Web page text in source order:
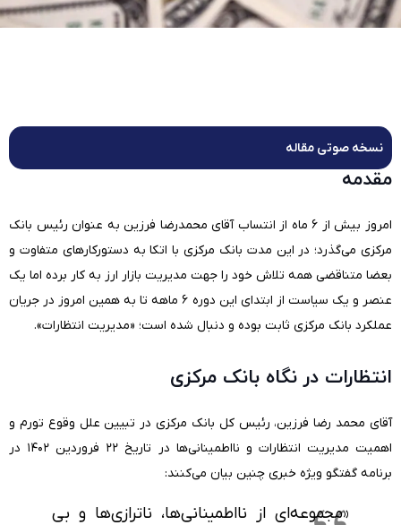
نسخه صوتی مقاله
مقدمه
امروز بیش از ۶ ماه از انتساب آقای محمدرضا فرزین به عنوان رئیس بانک
مرکزی می‌گذرد؛ در این مدت بانک مرکزی با اتکا به دستورکارهای متفاوت و
بعضا متناقضی همه تلاش خود را جهت مدیریت بازار ارز به کار برده اما یک
عنصر و یک سیاست از ابتدای این دوره ۶ ماهه تا به همین امروز در جریان
عملکرد بانک مرکزی ثابت بوده و دنبال شده است؛ «مدیریت انتظارات».
انتظارات در نگاه بانک مرکزی
آقای محمد رضا فرزین، رئیس کل بانک مرکزی در تبیین علل وقوع تورم و
اهمیت مدیریت انتظارات و نااطمینانی‌ها در تاریخ ۲۲ فروردین ۱۴۰۲ در
برنامه گفتگو ویژه خبری چنین بیان می‌کنند:
«مجموعه‌ای از نااطمینانی‌ها، ناترازی‌ها و بی